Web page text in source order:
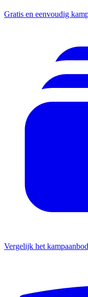
Gratis en eenvoudig
Vergelijk het